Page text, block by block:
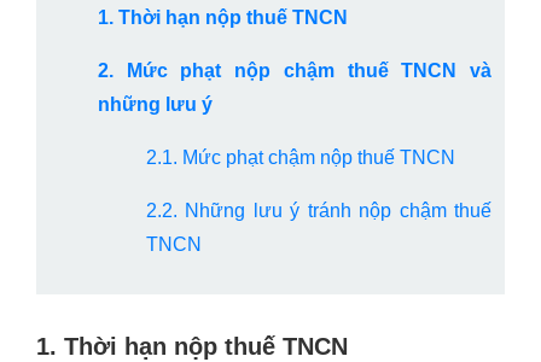
1. Thời hạn nộp thuế TNCN
2. Mức phạt nộp chậm thuế TNCN và
những lưu ý
2.1. Mức phạt chậm nộp thuế TNCN
2.2. Những lưu ý tránh nộp chậm thuế
TNCN
1. Thời hạn nộp thuế TNCN